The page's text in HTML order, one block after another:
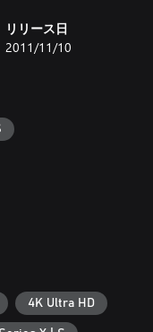
リリース日
2011/11/10
4K Ultra HD